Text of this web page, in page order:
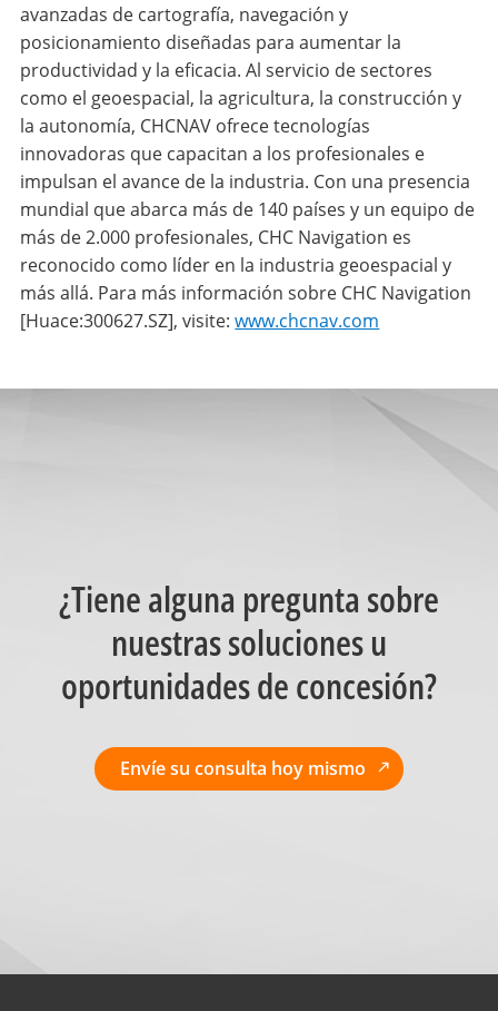
avanzadas de cartografía, navegación y
posicionamiento diseñadas para aumentar la
productividad y la eficacia. Al servicio de sectores
como el geoespacial, la agricultura, la construcción y
la autonomía, CHCNAV ofrece tecnologías
innovadoras que capacitan a los profesionales e
impulsan el avance de la industria. Con una presencia
mundial que abarca más de 140 países y un equipo de
más de 2.000 profesionales, CHC Navigation es
reconocido como líder en la industria geoespacial y
más allá. Para más información sobre CHC Navigation
[Huace:300627.SZ], visite:www.chcnav.com
¿Tiene alguna pregunta sobre
nuestras soluciones u
oportunidades de concesión?
Envíe su consulta hoy mismo